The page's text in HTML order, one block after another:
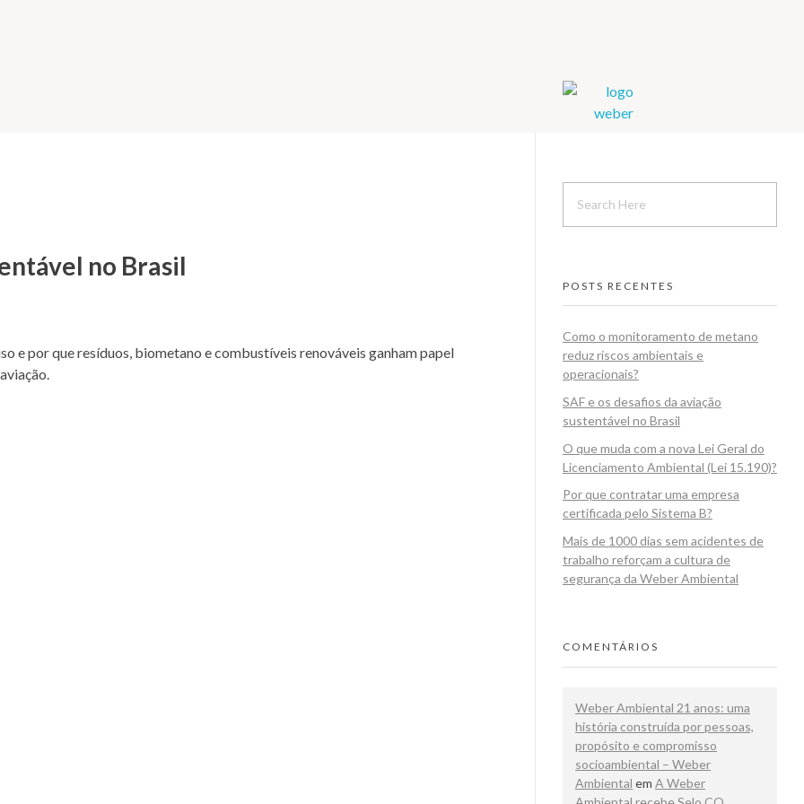
no Brasil
e por que resíduos, biometano e combustíveis renováveis ganham papel
POSTS RECENTES
Como o monitoramento de metano
reduz riscos ambientais e
operacionais?
SAF e os desafios da aviação
sustentável no Brasil
O que muda com a nova Lei Geral do
Licenciamento Ambiental (Lei 15.190)?
Por que contratar uma empresa
certificada pelo Sistema B?
Mais de 1000 dias sem acidentes de
trabalho reforçam a cultura de
segurança da Weber Ambiental
COMENTÁRIOS
Weber Ambiental 21 anos: uma
história construída por pessoas,
propósito e compromisso
socioambiental – Weber
Ambiental em A Weber